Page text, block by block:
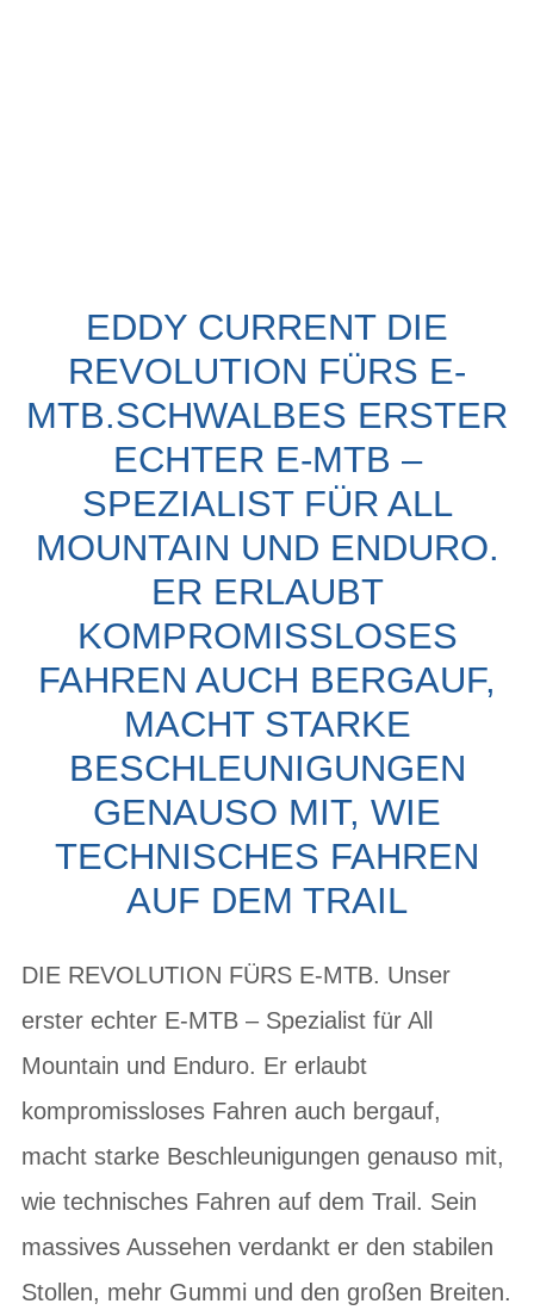
EDDY CURRENT DIE
REVOLUTION FÜRS E-
MTB.SCHWALBES ERSTER
ECHTER E-MTB –
SPEZIALIST FÜR ALL
MOUNTAIN UND ENDURO.
ER ERLAUBT
KOMPROMISSLOSES
FAHREN AUCH BERGAUF,
MACHT STARKE
BESCHLEUNIGUNGEN
GENAUSO MIT, WIE
TECHNISCHES FAHREN
AUF DEM TRAIL
DIE REVOLUTION FÜRS E-MTB. Unser
erster echter E-MTB – Spezialist für All
Mountain und Enduro. Er erlaubt
kompromissloses Fahren auch bergauf,
macht starke Beschleunigungen genauso mit,
wie technisches Fahren auf dem Trail. Sein
massives Aussehen verdankt er den stabilen
Stollen, mehr Gummi und den großen Breiten.